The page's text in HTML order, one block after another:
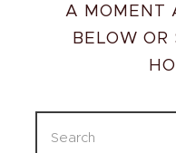
A MOMENT
BELOW OR